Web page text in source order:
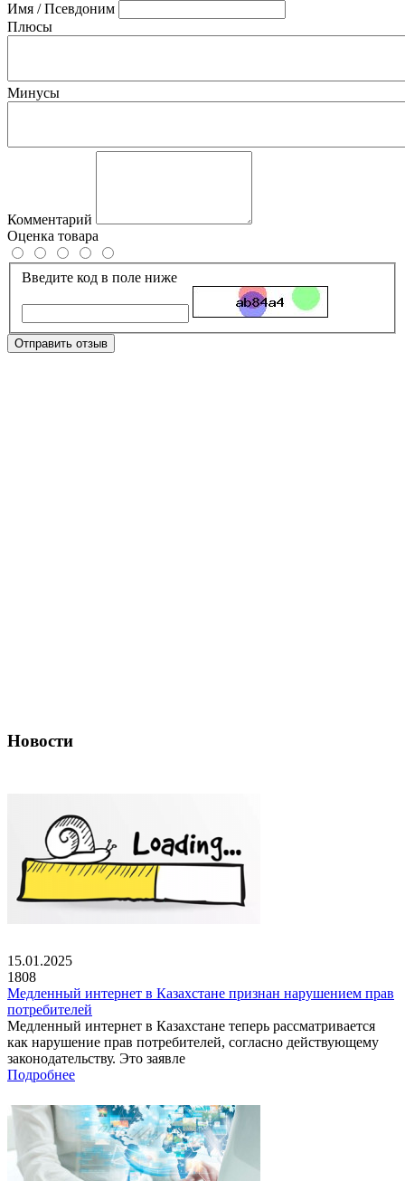
Имя / Псевдоним
Плюсы
Минусы
Комментарий
Оценка товара
Введите код в поле ниже
Отправить отзыв
Новости
15.01.2025
1808
Медленный интернет в Казахстане признан нарушением прав
потребителей
Медленный интернет в Казахстане теперь рассматривается
как нарушение прав потребителей, согласно действующему
законодательству. Это заявле
Подробнее